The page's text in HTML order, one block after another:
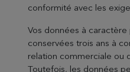
conformité avec les
Vos données à
conservées trois ans à
relation commerciale ou
Toutefois, les données